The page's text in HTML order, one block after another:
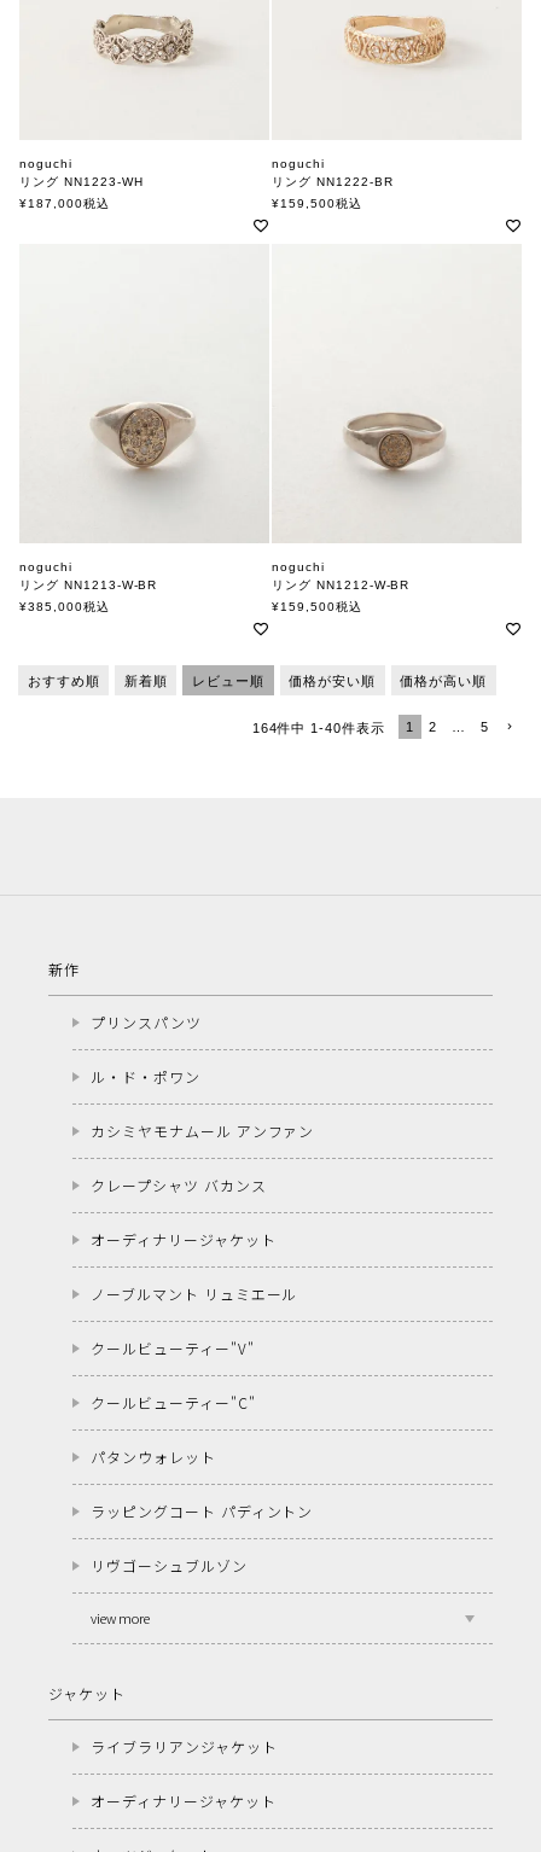
noguchi
リング NN1223-WH
ノグチ
¥187,000税込
noguchi
リング NN1222-BR
ノグチ
¥159,500税込
noguchi
リング NN1213-W-BR
ノグチ
¥385,000税込
noguchi
リング NN1212-W-BR
ノグチ
¥159,500税込
おすすめ順 新着順 レビュー順 価格が安い順 価格が高い順
164件中 1-40件表示 1 2 5
新作
プリンスパンツ
ル・ド・ポワン
カシミヤモナムール アンファン
クレープシャツ バカンス
オーディナリージャケット
ノーブルマント リュミエール
クールビューティー"V"
クールビューティー"C"
パタンウォレット
ラッピングコート パディントン
リヴゴーシュブルゾン
view more
ジャケット
ライブラリアンジャケット
オーディナリージャケット